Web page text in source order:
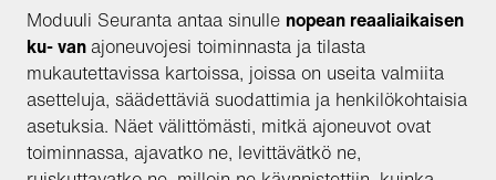
Moduuli Seuranta antaa sinulle nopean reaaliaikaisen
ku- van ajoneuvojesi toiminnasta ja tilasta
mukautettavissa kartoissa, joissa on useita valmiita
asetteluja, säädettäviä suodattimia ja henkilökohtaisia
asetuksia. Näet välittömästi, mitkä ajoneuvot ovat
toiminnassa, ajavatko ne, levittävätkö ne,